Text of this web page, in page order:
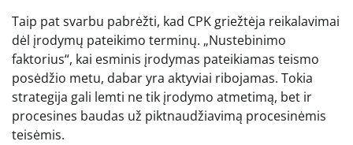
Taip pat svarbu pabrėžti, kad CPK griežtėja reikalavimai
dėl įrodymų pateikimo terminų. „Nustebinimo
faktorius“, kai esminis įrodymas pateikiamas teismo
posėdžio metu, dabar yra aktyviai ribojamas. Tokia
strategija gali lemti ne tik įrodymo atmetimą, bet ir
procesines baudas už piktnaudžiavimą procesinėmis
teisėmis.